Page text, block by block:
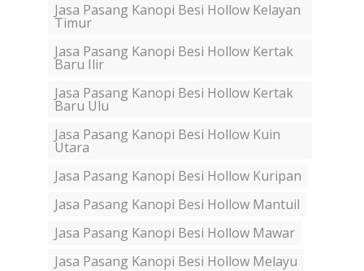
Jasa Pasang Kanopi Besi Hollow Kelayan
Timur
Jasa Pasang Kanopi Besi Hollow Kertak
Baru Ilir
Jasa Pasang Kanopi Besi Hollow Kertak
Baru Ulu
Jasa Pasang Kanopi Besi Hollow Kuin
Utara
Jasa Pasang Kanopi Besi Hollow Kuripan
Jasa Pasang Kanopi Besi Hollow Mantuil
Jasa Pasang Kanopi Besi Hollow Mawar
Jasa Pasang Kanopi Besi Hollow Melayu